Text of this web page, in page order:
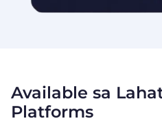
Available sa
Platforms